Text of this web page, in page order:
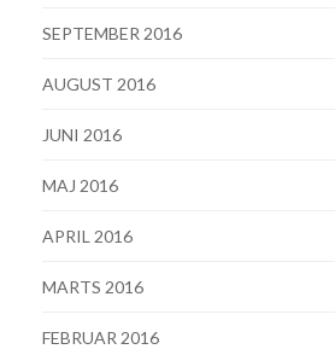
SEPTEMBER 2016
AUGUST 2016
JUNI 2016
MAJ 2016
APRIL 2016
MARTS 2016
FEBRUAR 2016